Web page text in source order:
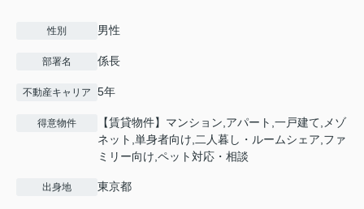
性別 男性
部署名 係長
不動産キャリア 5年
得意物件
【賃貸物件】マンション,アパート,一戸建て,メゾ
ネット,単身者向け,二人暮し・ルームシェア,ファ
ミリー向け,ペット対応・相談
出身地 東京都